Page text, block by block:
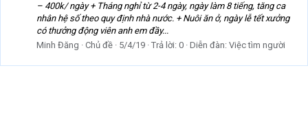
– 400k/ ngày + Tháng nghỉ từ 2-4 ngày, ngày làm 8 tiếng, tăng ca
nhân hệ số theo quy định nhà nước. + Nuôi ăn ở, ngày lễ tết xưởng
có thưởng động viên anh em đầy...
Minh Đăng
Chủ đề 5/4/19 Trả lời: 0 Diễn đàn: Việc tìm người